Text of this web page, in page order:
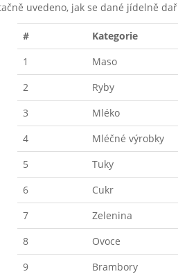
uvedeno, jak se dané jídelně
# Kategorie
1
Maso
2
Ryby
3
Mléko
4
Mléčné výrobky
5
Tuky
6
Cukr
7
Zelenina
8
Ovoce
9
Brambory